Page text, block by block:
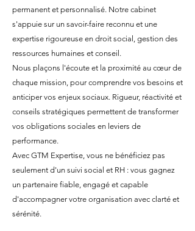
permanent et personnalisé. Notre cabinet
s'appuie sur un savoir-faire reconnu et une
expertise rigoureuse en droit social, gestion des
ressources humaines et conseil.
Nous plaçons l'écoute et la proximité au cœur de
chaque mission, pour comprendre vos besoins et
anticiper vos enjeux sociaux. Rigueur, réactivité et
conseils stratégiques permettent de transformer
vos obligations sociales en leviers de
performance.
Avec GTM Expertise, vous ne bénéficiez pas
seulement d'un suivi social et RH : vous gagnez
un partenaire fiable, engagé et capable
d'accompagner votre organisation avec clarté et
sérénité.